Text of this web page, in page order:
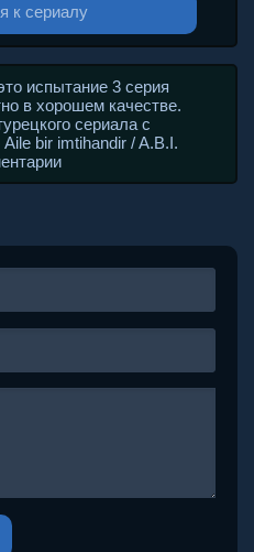
к сериалу
испытание 3 серия
в хорошем качестве.
сериала с
bir imtihandir / A.B.I.